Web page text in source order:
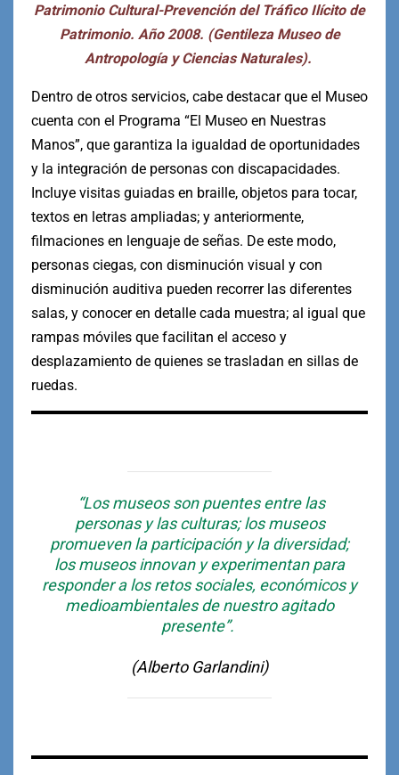
Patrimonio Cultural-Prevención del Tráfico Ilícito de
Patrimonio. Año 2008. (Gentileza Museo de
Antropología y Ciencias Naturales).
Dentro de otros servicios, cabe destacar que el Museo
cuenta con el Programa “El Museo en Nuestras
Manos”, que garantiza la igualdad de oportunidades
y la integración de personas con discapacidades.
Incluye visitas guiadas en braille, objetos para tocar,
textos en letras ampliadas; y anteriormente,
filmaciones en lenguaje de señas. De este modo,
personas ciegas, con disminución visual y con
disminución auditiva pueden recorrer las diferentes
salas, y conocer en detalle cada muestra; al igual que
rampas móviles que facilitan el acceso y
desplazamiento de quienes se trasladan en sillas de
ruedas.
“Los museos son puentes entre las
personas y las culturas; los museos
promueven la participación y la diversidad;
los museos innovan y experimentan para
responder a los retos sociales, económicos y
medioambientales de nuestro agitado
presente”.
(Alberto Garlandini)